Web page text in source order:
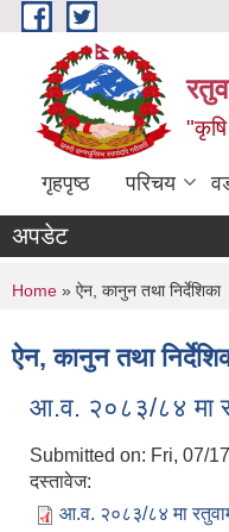
Skip to main content
"कृषि
गृहपृष्ठ परिचय
अपडेट
You are here
Home » ऐन, कानुन तथा निर्देशिका
ऐन, कानुन तथा
आ.व. २०८३/८४ मा
Submitted on: Fri, 07/
दस्तावेज:
आ.व. २०८३/८४ मा